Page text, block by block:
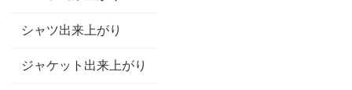
シャツ出来上がり
ジャケット出来上がり